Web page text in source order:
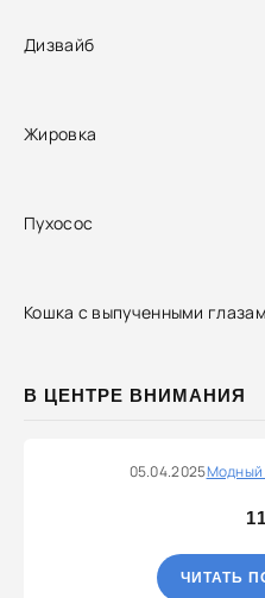
Дизвайб
Жировка
Пухосос
Кошка с выпученными
В ЦЕНТРЕ ВНИМАНИЯ
05.04.2025Модный
ЧИТАТЬ